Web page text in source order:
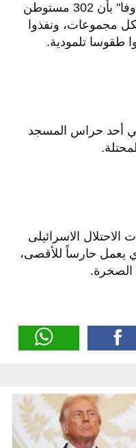
وأفادت وكالة الأنباء الفلسطينية "وفا" بأن 302 مستوطن
مجموعات، ونفذوا
طقوسا تلمودية.
أحد حراس المسجد
الاسرائيلى
يعمل حارساً للأقصى،
الصخرة.